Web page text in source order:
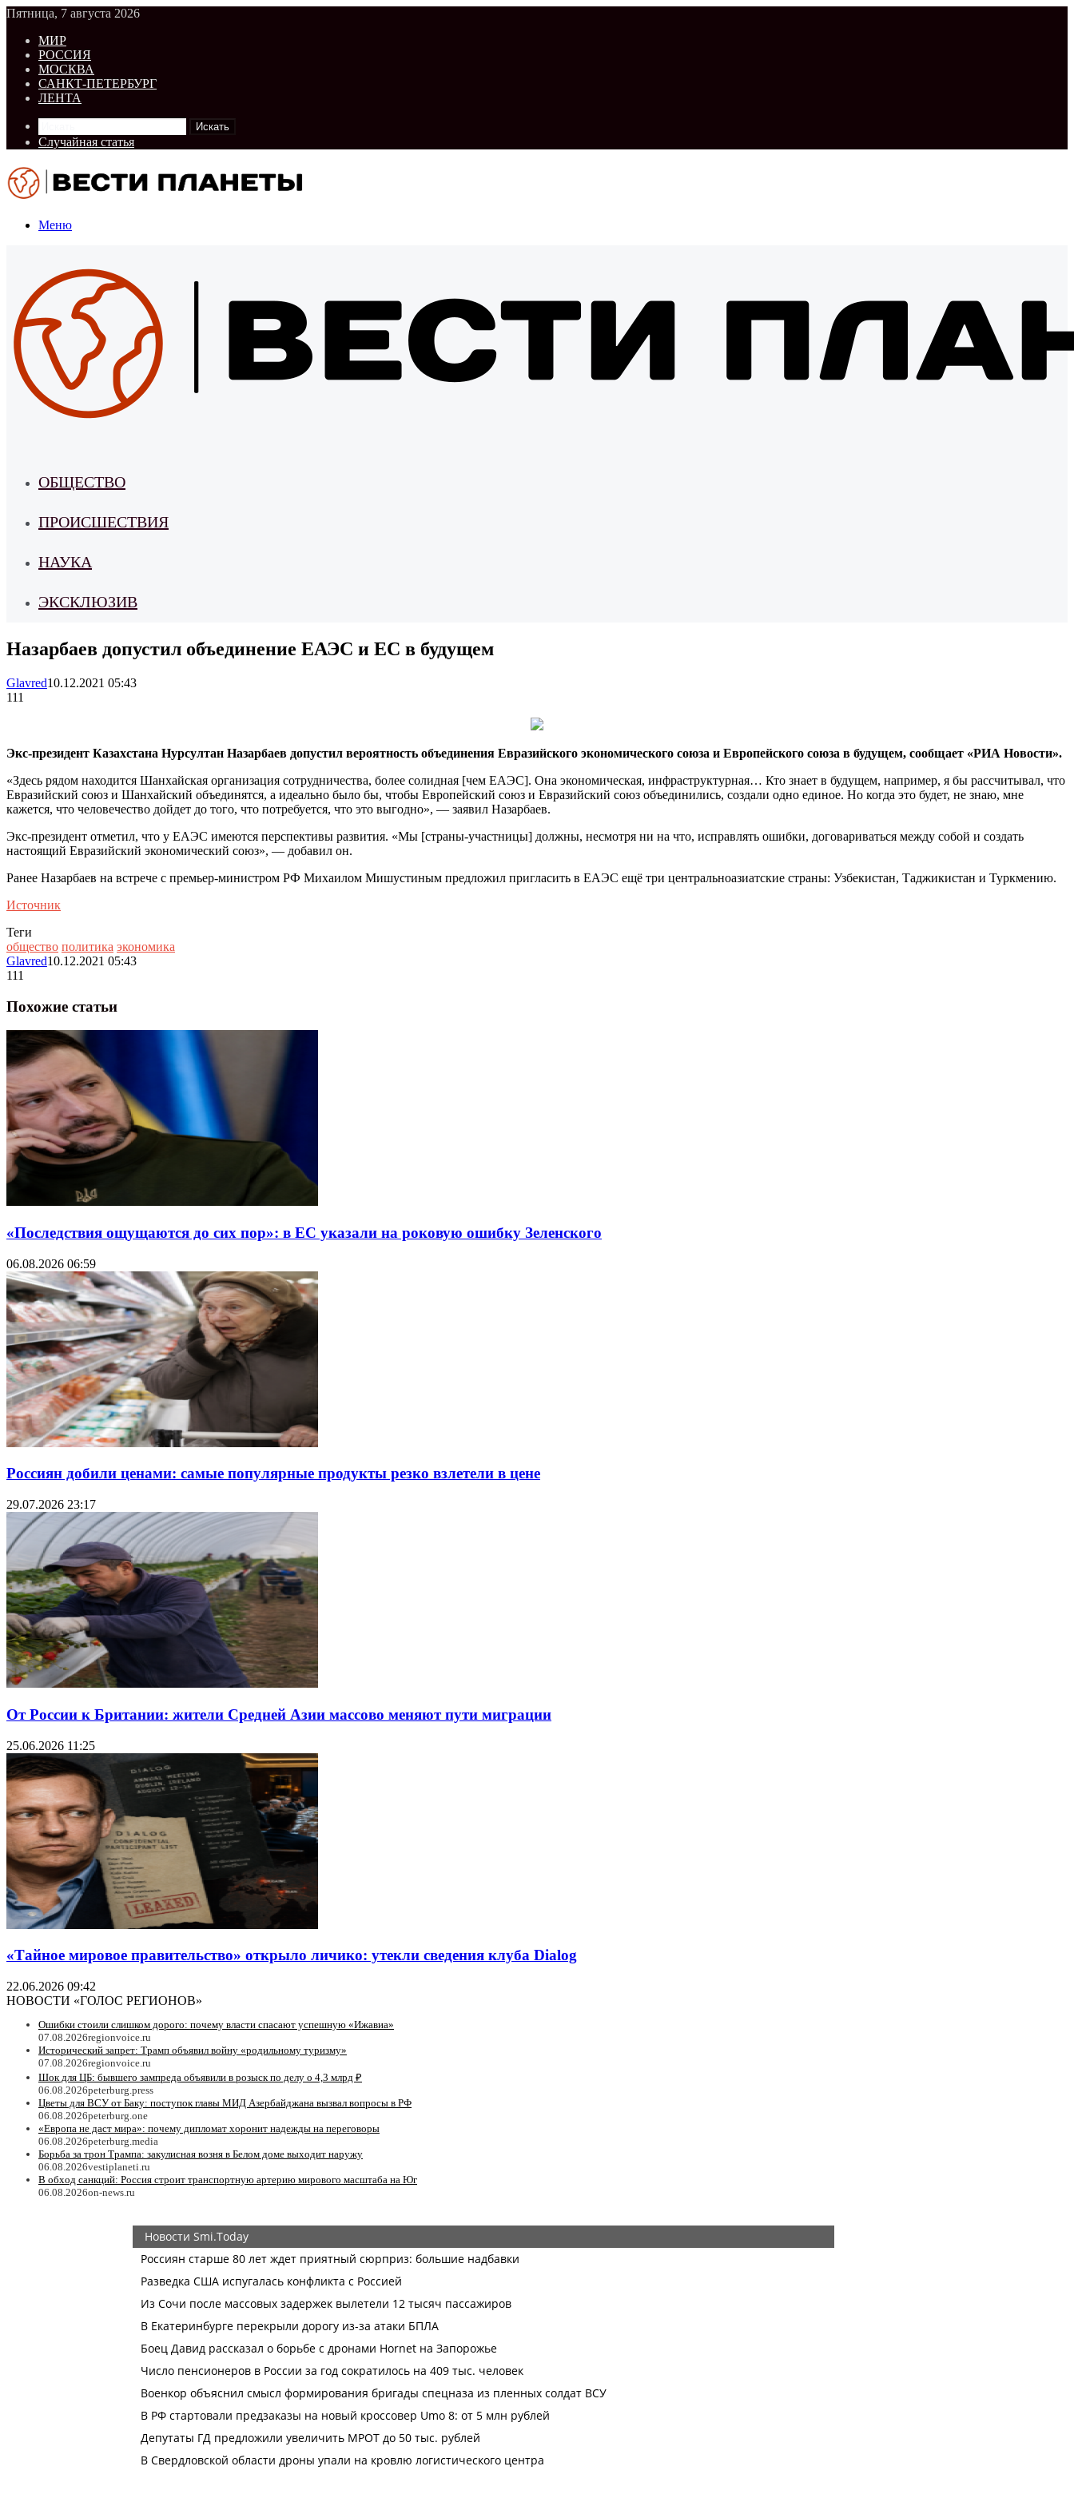
Пятница, 7 августа 2026
МИР
РОССИЯ
МОСКВА
САНКТ-ПЕТЕРБУРГ
ЛЕНТА
Искать
Случайная статья
Меню
ОБЩЕСТВО
ПРОИСШЕСТВИЯ
НАУКА
ЭКСКЛЮЗИВ
Назарбаев допустил объединение ЕАЭС и ЕС в будущем
Glavred10.12.2021 05:43
111
Экс-президент Казахстана Нурсултан Назарбаев допустил вероятность объединения Евразийского экономического союза и Европейского союза в будущем, сообщает «РИА Новости».
«Здесь рядом находится Шанхайская организация сотрудничества, более солидная [чем ЕАЭС]. Она экономическая, инфраструктурная… Кто знает в будущем, например, я бы рассчитывал, что
Евразийский союз и Шанхайский объединятся, а идеально было бы, чтобы Европейский союз и Евразийский союз объединились, создали одно единое. Но когда это будет, не знаю, мне
кажется, что человечество дойдет до того, что потребуется, что это выгодно», — заявил Назарбаев.
Экс-президент отметил, что у ЕАЭС имеются перспективы развития. «Мы [страны-участницы] должны, несмотря ни на что, исправлять ошибки, договариваться между собой и создать
настоящий Евразийский экономический союз», — добавил он.
Ранее Назарбаев на встрече с премьер-министром РФ Михаилом Мишустиным предложил пригласить в ЕАЭС ещё три центральноазиатские страны: Узбекистан, Таджикистан и Туркмению.
Источник
Теги
общество политика экономика
Glavred10.12.2021 05:43
111
Похожие статьи
«Последствия ощущаются до сих пор»: в ЕС указали на роковую ошибку Зеленского
06.08.2026 06:59
Россиян добили ценами: самые популярные продукты резко взлетели в цене
29.07.2026 23:17
От России к Британии: жители Средней Азии массово меняют пути миграции
25.06.2026 11:25
«Тайное мировое правительство» открыло личико: утекли сведения клуба Dialog
22.06.2026 09:42
НОВОСТИ «ГОЛОС РЕГИОНОВ»
Ошибки стоили слишком дорого: почему власти спасают успешную «Ижавиа»
07.08.2026regionvoice.ru
Исторический запрет: Трамп объявил войну «родильному туризму»
07.08.2026regionvoice.ru
Шок для ЦБ: бывшего зампреда объявили в розыск по делу о 4,3 млрд ₽
06.08.2026peterburg.press
Цветы для ВСУ от Баку: поступок главы МИД Азербайджана вызвал вопросы в РФ
06.08.2026peterburg.one
«Европа не даст мира»: почему дипломат хоронит надежды на переговоры
06.08.2026peterburg.media
Борьба за трон Трампа: закулисная возня в Белом доме выходит наружу
06.08.2026vestiplaneti.ru
В обход санкций: Россия строит транспортную артерию мирового масштаба на Юг
06.08.2026on-news.ru